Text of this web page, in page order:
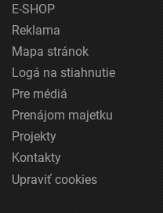
E-SHOP
Reklama
Mapa stránok
Logá na stiahnutie
Pre médiá
Prenájom majetku
Projekty
Kontakty
Upraviť cookies